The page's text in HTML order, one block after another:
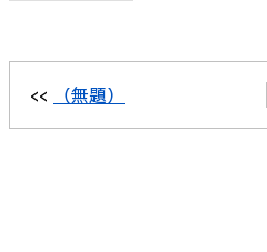
<< （無題）